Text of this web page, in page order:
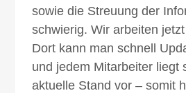
sowie die Streuung der
schwierig. Wir arbeiten
Dort kann man schnell
und jedem Mitarbeiter liegt
aktuelle Stand vor – somit